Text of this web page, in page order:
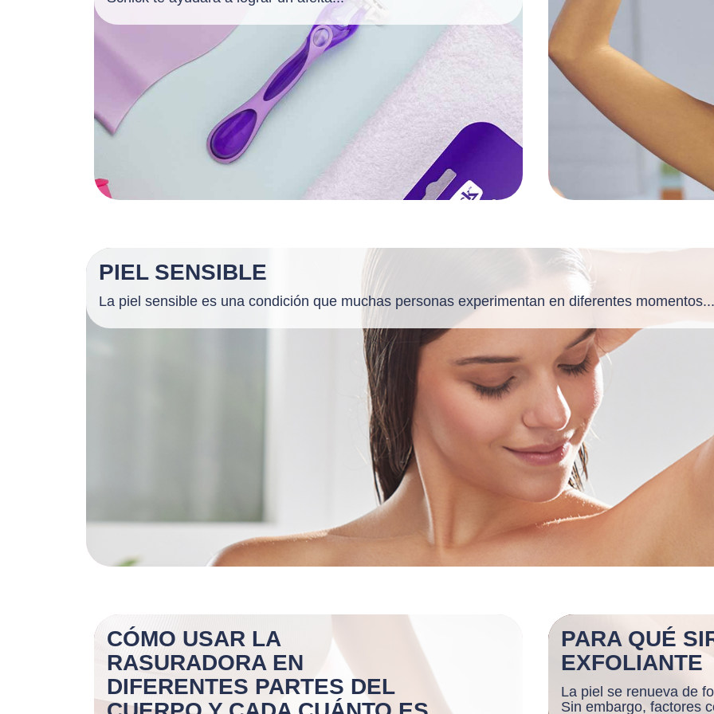
PIEL SENSIBLE
La piel sensible es una condición que muchas personas experimentan en diferentes momentos...
CÓMO USAR LA
RASURADORA EN
DIFERENTES PARTES DEL
PARA QUÉ
EXFOLIANTE
La piel se renueva de
Sin embargo, factores